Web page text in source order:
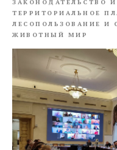
ЗАКОНОДАТЕЛЬСТВО
ТЕРРИТОРИАЛЬНОЕ
ЛЕСОПОЛЬЗОВАНИЕ И
ЖИВОТНЫЙ МИР